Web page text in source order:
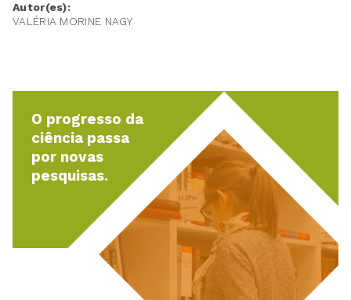
Autor(es):
VALÉRIA MORINE NAGY
O progresso da
ciência passa
por novas
pesquisas.